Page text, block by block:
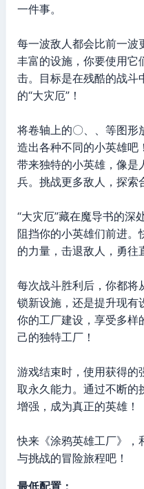
一件事。
每一波敌人都会比前一波
丰富的设施，你要使用它
击。目标是在残酷的战斗
的“大灾厄”！
将卷轴上的〇、、等图形
造出各种不同的小英雄吧
带来独特的小英雄，像是
兵。挑战更多敌人，探索
“大灾厄”藏在魔导书的深
阻挡你的小英雄们前进。
的力量，击退敌人，勇往
每次战斗胜利后，你都将
锁新设施，还是提升现有
你的工厂建设，享受多样
己的独特工厂！
游戏结束时，使用获得的
取永久能力。通过不断的
增强，成为真正的英雄！
快来《涂鸦英雄工厂》，
与挑战的冒险旅程吧！